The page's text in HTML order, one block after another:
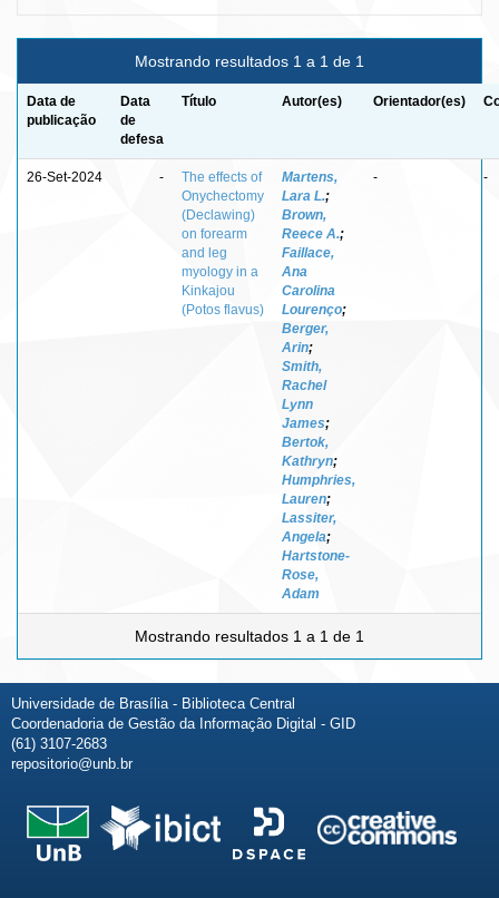
Mostrando resultados 1 a 1 de 1
Data de
publicação
Data
de
defesa
Título Autor(es) Orientador(es)
26-Set-2024 -
The effects of
Onychectomy
(Declawing)
on forearm
and leg
myology in a
Kinkajou
(Potos flavus)
Martens,
Lara L.;
Brown,
Reece A.;
Faillace,
Ana
Carolina
Lourenço;
Berger,
Arin;
Smith,
Rachel
Lynn
James;
Bertok,
Kathryn;
Humphries,
Lauren;
Lassiter,
Angela;
Hartstone-
Rose,
Adam
- -
Mostrando resultados 1 a 1 de 1
Universidade de Brasília - Biblioteca Central
Coordenadoria de Gestão da Informação Digital - GID
(61) 3107-2683
repositorio@unb.br